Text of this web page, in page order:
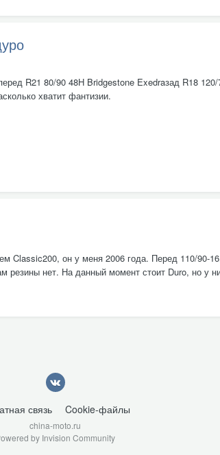
R21 80/90 48H Bridgestone Exedraзад R18
хватит фантизии.
Classic200, он у меня 2006 года. Перед 110/90-
резины нет. На данный момент стоит Duro, но у
связь Cookie-файлы
china-moto.ru
by Invision Community